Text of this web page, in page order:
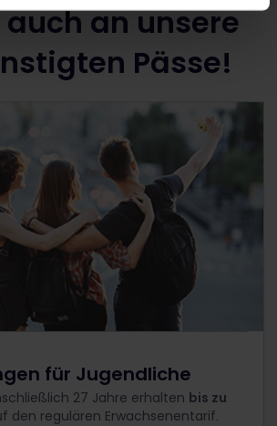
auch an unsere
Pässe!
für Jugendliche
27 Jahre erhalten bis zu
den regulären Erwachsenentarif.